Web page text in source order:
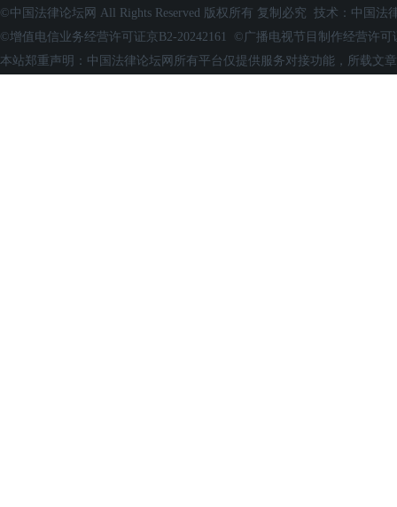
©中国法律论坛网 All Rights Reserved 版权所有 复制必究 技术： 中国法
©增值电信业务经营许可证京B2-20242161 ©广播电视节目制作经营
本站郑重声明：中国法律论坛网所有平台仅提供服务对接功能，所载文